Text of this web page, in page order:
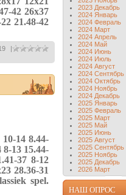
42 26x37
21.48-42
10-14 8.44-
8-13 15.44-
37 8-12
28.36-31
spel.
2023 Декабрь
2024 Январь
2024 Февраль
2024 Март
2024 Апрель
2024 Май
2024 Июнь
2024 Июль
2024 Август
2024 Сентябрь
2024 Октябрь
2024 Ноябрь
2024 Декабрь
2025 Январь
2025 Февраль
2025 Март
2025 Май
2025 Июнь
2025 Август
2025 Сентябрь
2025 Ноябрь
2025 Декабрь
2026 Март
НАШ ОПРОС